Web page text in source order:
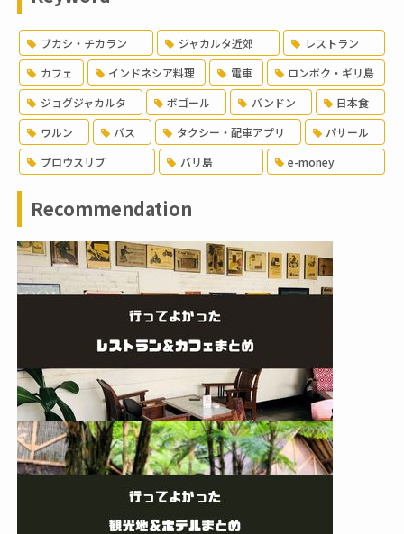
ブカシ・チカラン ジャカルタ近郊
レストラン
カフェ
インドネシア料理 電車
ロンボク・ギリ島
ジョグジャカルタ
ボゴール バンドン
日本食
ワルン
バス タクシー・配車アプリ
パサール
プロウスリブ
バリ島 e-money
Recommendation